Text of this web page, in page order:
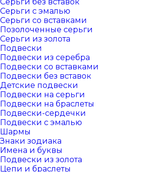
Серьги с эмалью
Серьги со вставками
Позолоченные серьги
Серьги из золота
Подвески
Подвески из серебра
Подвески со вставками
Подвески без вставок
Детские подвески
Подвески на серьги
Подвески на браслеты
Подвески-сердечки
Подвески с эмалью
Шармы
Знаки зодиака
Имена и буквы
Подвески из золота
Цепи и браслеты